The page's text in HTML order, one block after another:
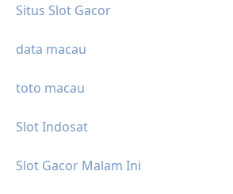
Situs Slot Gacor
data macau
toto macau
Slot Indosat
Slot Gacor Malam Ini